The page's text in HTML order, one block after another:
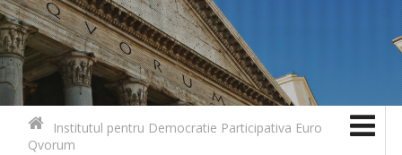
Contact Search for:
Skip to content
Institutul pentru Democratie Participativa Euro
Qvorum